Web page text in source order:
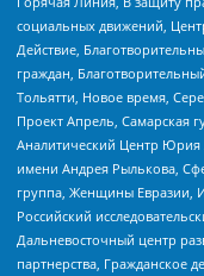
социальных движений,
Действие,
граждан,
Тольятти, Новое время,
Проект Апрель, Самарская
Аналитический Центр Юрия
имени Андрея Рылькова,
группа, Женщины Евразии,
Российский
Дальневосточный центр
партнерства, Гражданское